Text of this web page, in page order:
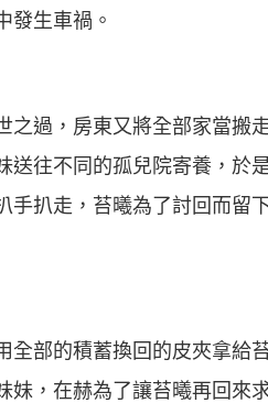
發生車禍。
之過，房東又將全部家當搬
送往不同的孤兒院寄養，於
手扒走，苔曦為了討回而留
全部的積蓄換回的皮夾拿給
妹，在赫為了讓苔曦再回來